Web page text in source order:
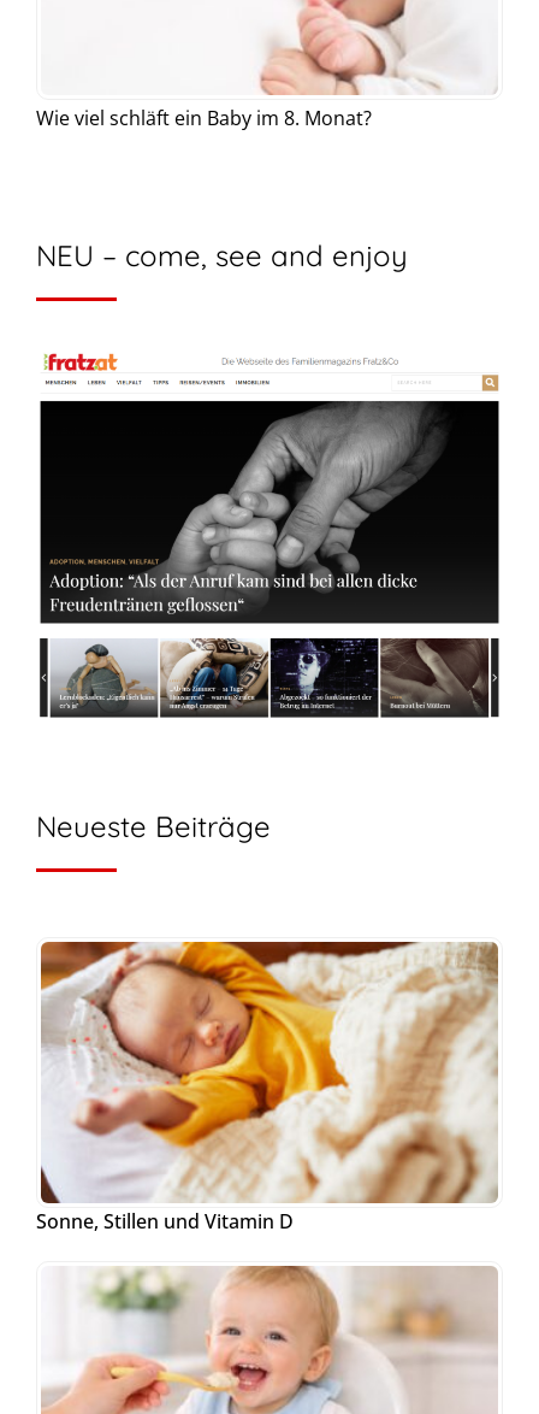
Wie viel schläft ein Baby im 8. Monat?
NEU – come, see and enjoy
Neueste Beiträge
Sonne, Stillen und Vitamin D